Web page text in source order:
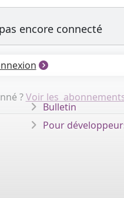
encore connecté
?Voir les
Bulletin
Pour